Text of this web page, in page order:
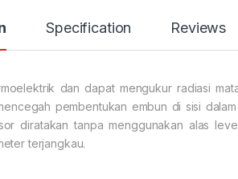
Specification Reviews
dan dapat mengukur radiasi
pembentukan embun di sisi
diratakan tanpa menggunakan alas
terjangkau.